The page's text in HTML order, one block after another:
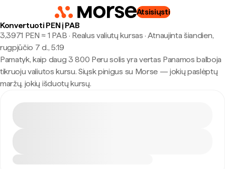
Atsisiųsti
Konvertuoti PEN į PAB
3,3971 PEN ≈ 1 PAB · Realus valiutų kursas · Atnaujinta šiandien,
rugpjūčio 7 d., 5:19
Pamatyk, kaip daug 3 800 Peru solis yra vertas Panamos balboja
tikruoju valiutos kursu. Siųsk pinigus su Morse — jokių paslėptų
maržų, jokių išduotų kursų.